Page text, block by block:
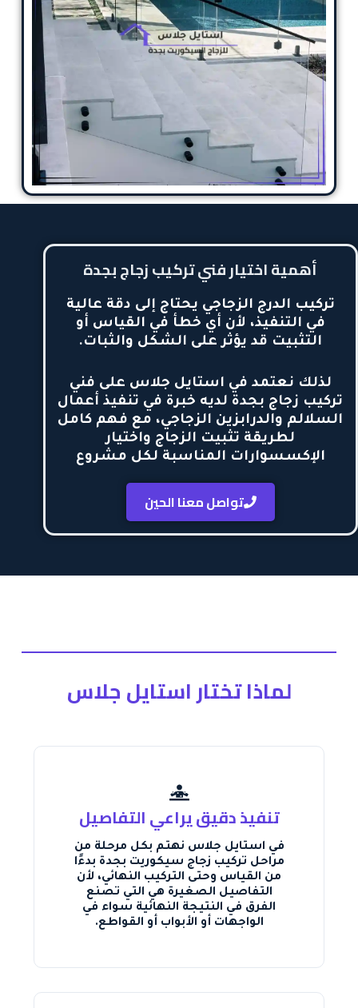
أهمية اختيار فني تركيب زجاج بجدة
تركيب الدرج الزجاجي يحتاج إلى دقة عالية
في التنفيذ، لأن أي خطأ في القياس أو
التثبيت قد يؤثر على الشكل والثبات.
لذلك نعتمد في استايل جلاس على فني
تركيب زجاج بجدة لديه خبرة في تنفيذ أعمال
السلالم والدرابزين الزجاجي، مع فهم كامل
لطريقة تثبيت الزجاج واختيار
الإكسسوارات المناسبة لكل مشروع
تواصل معنا الحين
لماذا تختار استايل جلاس
تنفيذ دقيق يراعي التفاصيل
في استايل جلاس نهتم بكل مرحلة من
مراحل تركيب زجاج سيكوريت بجدة بدءًا
من القياس وحتى التركيب النهائي، لأن
التفاصيل الصغيرة هي التي تصنع
الفرق في النتيجة النهائية سواء في
الواجهات أو الأبواب أو القواطع.